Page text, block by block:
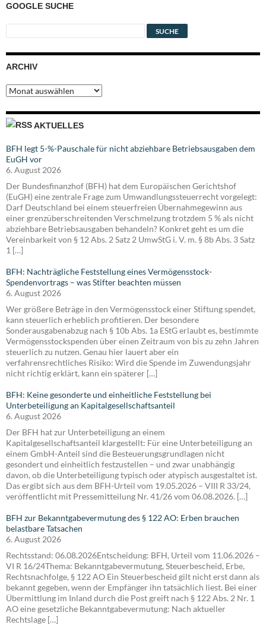
GOOGLE SUCHE
ARCHIV
Archiv
AKTUELLES
BFH legt 5-%-Pauschale für nicht abziehbare Betriebsausgaben dem
EuGH vor
6. August 2026
Der Bundesfinanzhof (BFH) hat dem Europäischen Gerichtshof
(EuGH) eine zentrale Frage zum Umwandlungssteuerrecht vorgelegt:
Darf Deutschland bei einem steuerfreien Übernahmegewinn aus
einer grenzüberschreitenden Verschmelzung trotzdem 5 % als nicht
abziehbare Betriebsausgaben behandeln? Konkret geht es um die
Vereinbarkeit von § 12 Abs. 2 Satz 2 UmwStG i. V. m. § 8b Abs. 3 Satz
1 […]
BFH: Nachträgliche Feststellung eines Vermögensstock-
Spendenvortrags – was Stifter beachten müssen
6. August 2026
Wer größere Beträge in den Vermögensstock einer Stiftung spendet,
kann steuerlich erheblich profitieren. Der besondere
Sonderausgabenabzug nach § 10b Abs. 1a EStG erlaubt es, bestimmte
Vermögensstockspenden über einen Zeitraum von bis zu zehn Jahren
steuerlich zu nutzen. Genau hier lauert aber ein
verfahrensrechtliches Risiko: Wird die Spende im Zuwendungsjahr
nicht richtig erklärt, kann ein späterer […]
BFH: Keine gesonderte und einheitliche Feststellung bei
Unterbeteiligung an Kapitalgesellschaftsanteil
6. August 2026
Der BFH hat zur Unterbeteiligung an einem
Kapitalgesellschaftsanteil klargestellt: Für eine Unterbeteiligung an
einem GmbH-Anteil sind die Besteuerungsgrundlagen nicht
gesondert und einheitlich festzustellen – und zwar unabhängig
davon, ob die Unterbeteiligung typisch oder atypisch ausgestaltet ist.
Das ergibt sich aus dem BFH-Urteil vom 19.05.2026 – VIII R 33/24,
veröffentlicht mit Pressemitteilung Nr. 41/26 vom 06.08.2026. […]
BFH zur Bekanntgabevermutung des § 122 AO: Erben brauchen
belastbare Tatsachen
6. August 2026
Rechtsstand: 06.08.2026Entscheidung: BFH, Urteil vom 11.06.2026 –
VI R 16/24Thema: Bekanntgabevermutung, Steuerbescheid, Erbe,
Rechtsnachfolge, § 122 AO Ein Steuerbescheid gilt nicht erst dann als
bekannt gegeben, wenn der Empfänger ihn tatsächlich liest. Bei einer
Übermittlung im Inland durch die Post greift nach § 122 Abs. 2 Nr. 1
AO eine gesetzliche Bekanntgabevermutung: Nach aktueller
Rechtslage […]